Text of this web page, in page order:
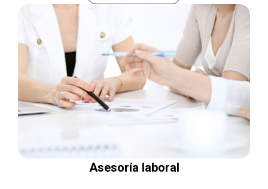
Asesoría laboral